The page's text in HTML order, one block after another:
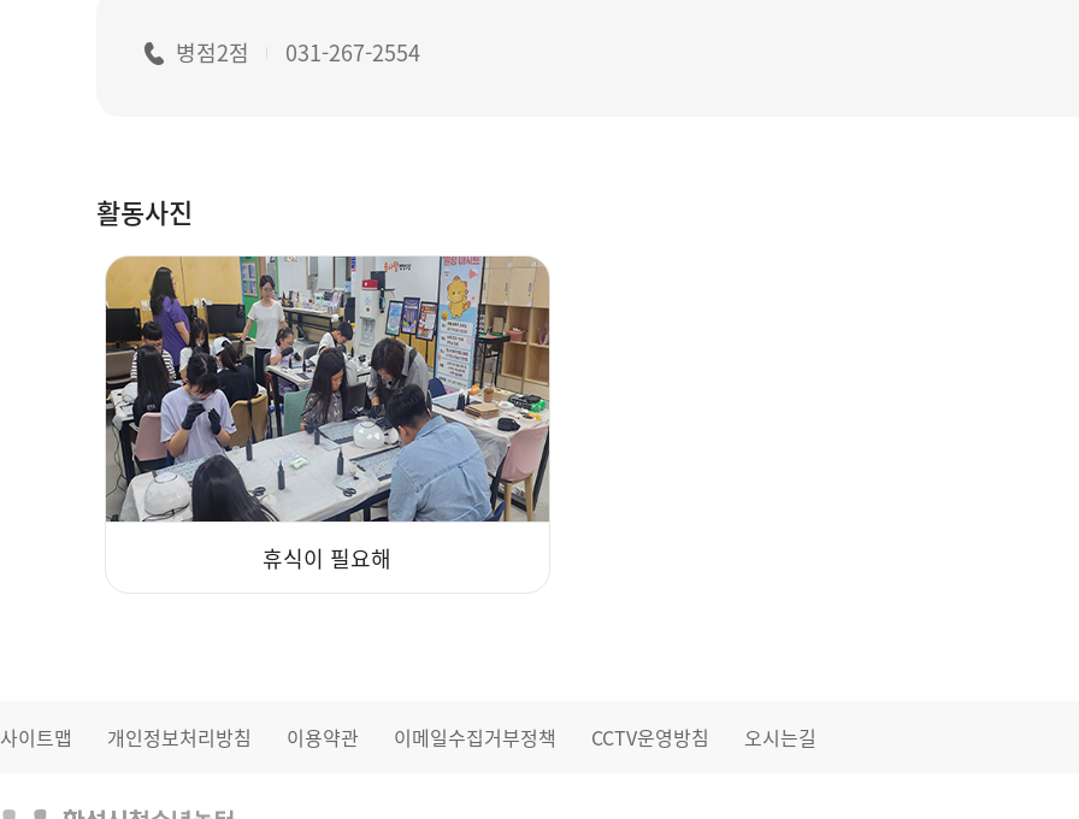
병점2점 031-267-2554
활동사진
휴식이 필요해
사이트맵 개인정보처리방침 이용약관 이메일수집거부정책 CCTV운영방침 오시는길